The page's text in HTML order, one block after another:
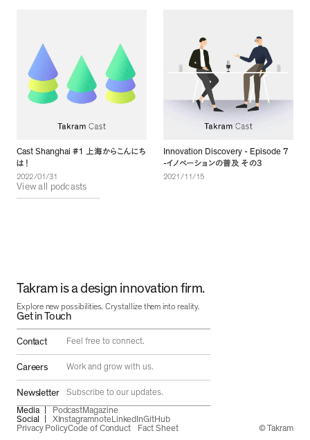
Cast Shanghai #1
上海からこんにち
は ！
2022/01/31
Innovation Discovery - Episode 7
-イノベーションの普及 その3
2021/11/15
View all podcasts
Takram is a design innovation firm.
Explore new possibilities. Crystallize them into reality.
Get in Touch
Contact Feel free to connect.
Careers Work and grow with us.
Newsletter
Subscribe to our updates.
Media
PodcastMagazine
Social
XInstagramnoteLinkedInGitHub
Privacy PolicyCode of Conduct Fact Sheet © Takram